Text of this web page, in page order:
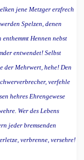
jene Metzger erzfrech
Spelzen, denen
Hennen nebst
entwendet! Selbst
der Mehrwert, hehe! Den
verfehle
hehres Ehrengewese
Wer des Lebens
jeder bremsenden
verbrenne, versehre!